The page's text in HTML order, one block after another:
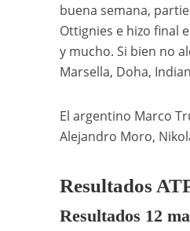
buena semana,
Ottignies e hizo final
y mucho. Si bien no
Marsella, Doha,
El argentino Marco
Alejandro Moro,
Resultados
Resultados 12